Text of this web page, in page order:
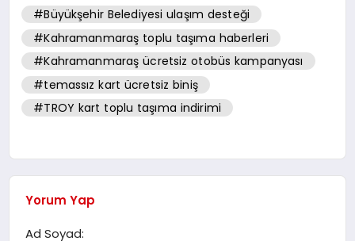
#Büyükşehir Belediyesi ulaşım desteği
#Kahramanmaraş toplu taşıma haberleri
#Kahramanmaraş ücretsiz otobüs kampanyası
#temassız kart ücretsiz biniş
#TROY kart toplu taşıma indirimi
Yorum Yap
Ad Soyad: